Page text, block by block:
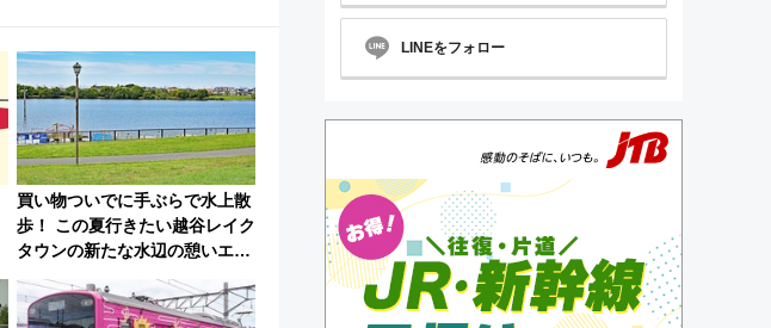
買い物ついでに手ぶらで水上散
歩！ この夏行きたい越谷レイク
タウンの新たな水辺の憩いエリ
ア「LAKESIDE PARK」（埼玉
県越谷市）
LINEをフォロー